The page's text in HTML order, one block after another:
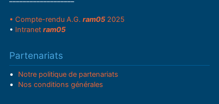
• Compte-rendu A.G.ram05 2025
• Intranetram05
Partenariats
Notre politique de partenariats
Nos conditions générales